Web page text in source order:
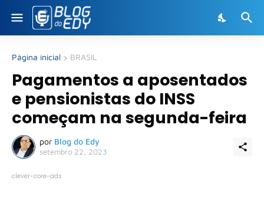
Página inicial BRASIL
Pagamentos a aposentados
e pensionistas do INSS
começam na segunda-feira
por Blog do Edy
setembro 22, 2023
clever-core-ads